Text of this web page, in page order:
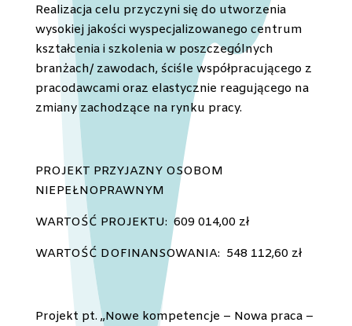
Realizacja celu przyczyni się do utworzenia
wysokiej jakości wyspecjalizowanego centrum
kształcenia i szkolenia w poszczególnych
branżach/ zawodach, ściśle współpracującego z
pracodawcami oraz elastycznie reagującego na
zmiany zachodzące na rynku pracy.
PROJEKT PRZYJAZNY OSOBOM
NIEPEŁNOPRAWNYM
WARTOŚĆ PROJEKTU: 609 014,00 zł
WARTOŚĆ DOFINANSOWANIA: 548 112,60 zł
Projekt pt. „Nowe kompetencje – Nowa praca –